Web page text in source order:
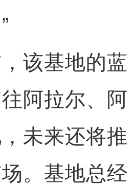
基地的蓝
阿拉尔、阿
未来还将推
。基地总经